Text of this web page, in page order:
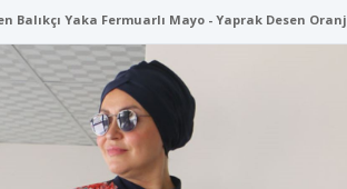
Balıkçı Yaka Fermuarlı Mayo - Yaprak Desen Oranj